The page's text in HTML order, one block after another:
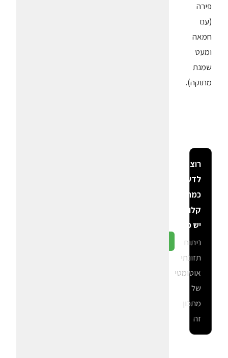
פירה
(עם
חמאה
ומעט
שמנת
מתוקה).
רוצה
לדעת
כמה
קלוריות
יש פה?
ניתוח
תזונתי
אוטומטי
של
מתכון
זה